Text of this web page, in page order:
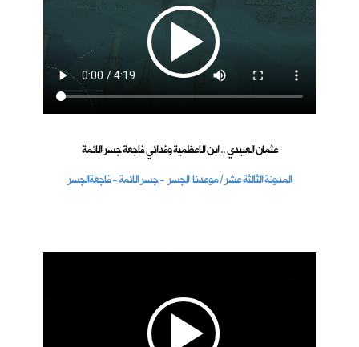
عثمان العبيدي .. ابن الاعظمية وفدائي فاجعة جسر الائمة
المدونة الثالثة عشر / موعدنا الجسر - جسر الائمة - فاجعةالجسر